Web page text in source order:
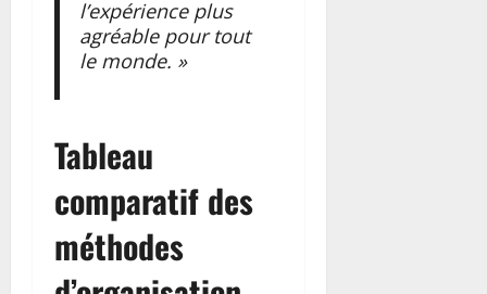
l’expérience plus
agréable pour tout
le monde. »
Tableau
comparatif des
méthodes